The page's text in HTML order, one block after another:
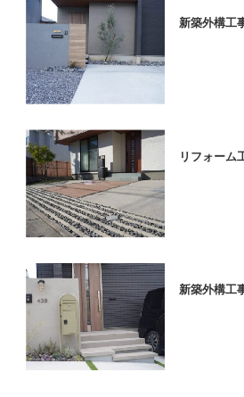
新築外構工
リフォーム
新築外構工